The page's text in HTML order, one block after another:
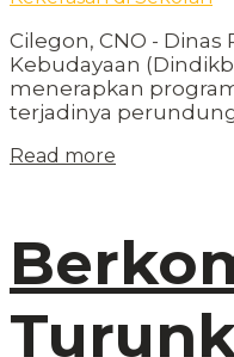
Cilegon, CNO - Dinas
Kebudayaan
menerapkan
terjadinya
Read more